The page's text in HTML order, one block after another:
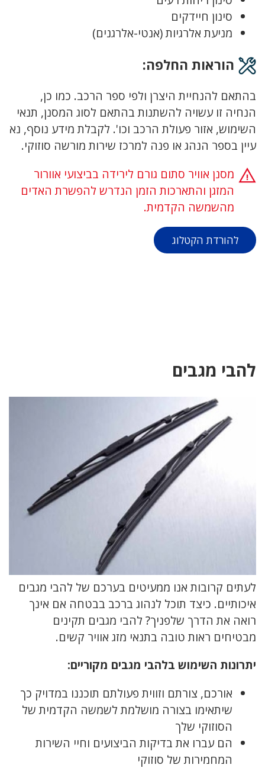
סינון חיידקים
מניעת אלרגיות (אנטי-אלרגנים)
הוראות החלפה:
בהתאם להנחיית היצרן ולפי ספר הרכב. כמו כן,
הנחיה זו עשויה להשתנות בהתאם לסוג המסנן, תנאי
השימוש, אזור פעולת הרכב וכו'. לקבלת מידע נוסף, נא
עיין בספר הנהג או פנה למרכז שירות מורשה סוזוקי.
מסנן אוויר סתום גורם לירידה בביצועי אוורור
המזגן והתארכות הזמן הנדרש להפשרת האדים
מהשמשה הקדמית.
להורדת הקטלוג
להבי מגבים
לעתים קרובות אנו ממעיטים בערכם של להבי מגבים
איכותיים. כיצד תוכל לנהוג ברכב בבטחה אם אינך
רואה את הדרך שלפניך? להבי מגבים תקינים
מבטיחים ראות טובה בתנאי מזג אוויר קשים.
יתרונות השימוש בלהבי מגבים מקוריים:
אורכם, צורתם וזווית פעולתם תוכננו במדויק כך
שיתאימו בצורה מושלמת לשמשה הקדמית של
הסוזוקי שלך
הם עברו את בדיקות הביצועים וחיי השירות
המחמירות של סוזוקי